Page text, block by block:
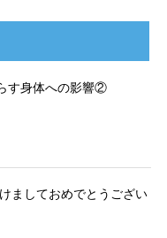
す身体への影響②
ましておめでとうござい